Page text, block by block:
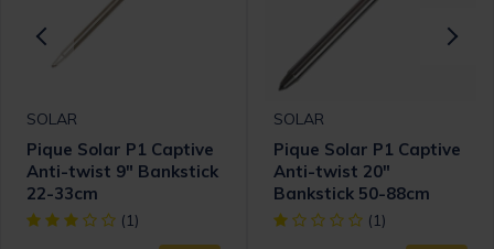
SOLAR
Pique Solar P1 Captive
Anti-twist 9" Bankstick
22-33cm
[object Object] out of 5 Customer Rating
(1)
SOLAR
Pique Solar P1 Captive
Anti-twist 20"
Bankstick 50-88cm
[object Object] out of 5
(1)